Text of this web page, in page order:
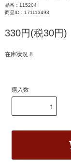
品番：115204
商品ID：171113493
330円(税30円)
在庫状況 8
購入数